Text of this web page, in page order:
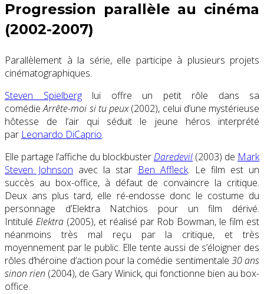
Progression parallèle au cinéma
(2002-2007)
Parallèlement à la série, elle participe à plusieurs projets
cinématographiques.
Steven Spielberglui offre un petit rôle dans sa
comédieArrête-moi si tu peux(2002), celui d’une mystérieuse
hôtesse de l’air qui séduit le jeune héros interprété
par Leonardo DiCaprio.
Elle partage l’affiche du blockbusterDaredevil (2003) de Mark
Steven Johnson avec la star Ben Affleck. Le film est un
succès au box-office, à défaut de convaincre la critique.
Deux ans plus tard, elle ré-endosse donc le costume du
personnage d’Elektra Natchios pour un film dérivé.
Intitulé Elektra (2005), et réalisé par Rob Bowman, le film est
néanmoins très mal reçu par la critique, et très
moyennement par le public. Elle tente aussi de s’éloigner des
rôles d’héroïne d’action pour la comédie sentimentale 30 ans
sinon rien (2004), de Gary Winick, qui fonctionne bien au box-
office.